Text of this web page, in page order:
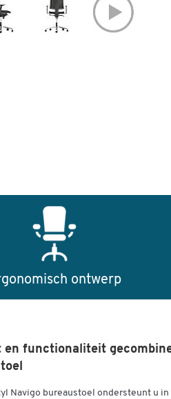
ontwerp
en functionaliteit
Navigo bureaustoel ondersteunt u